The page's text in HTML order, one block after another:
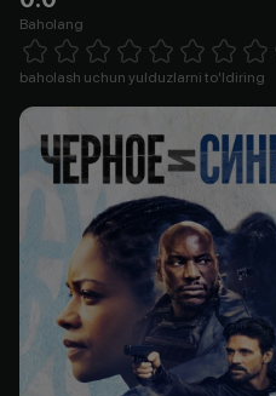
Baholang
1 Star 2 Stars 3 Stars 4 Stars5 Stars 6 Stars7 Stars8 Stars
baholash uchun yulduzlarni to'ldiring